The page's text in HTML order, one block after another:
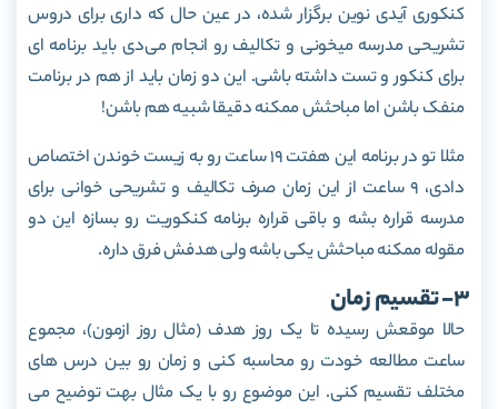
کنکوری آیدی نوین برگزار شده، در عین حال که داری برای دروس
تشریحی مدرسه می­خونی و تکالیف رو انجام می‌­دی باید برنامه ای
برای کنکور و تست داشته باشی. این دو زمان باید از هم در برنامت
منفک باشن اما مباحثش ممکنه دقیقا شبیه هم باشن!
مثلا تو در برنامه این هفتت 19 ساعت رو به زیست خوندن اختصاص
دادی، 9 ساعت از این زمان صرف تکالیف و تشریحی خوانی برای
مدرسه قراره بشه و باقی قراره برنامه کنکوریت رو بسازه این دو
مقوله ممکنه مباحثش یکی باشه ولی هدفش فرق داره.
3- تقسیم زمان
حالا موقعش رسیده تا یک روز هدف (مثال روز ازمون)، مجموع
ساعت مطالعه خودت رو محاسبه کنی و زمان رو بین درس های
مختلف تقسیم کنی. این موضوع رو با یک مثال بهت توضیح می­‌